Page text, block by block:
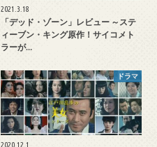
2021.3.18
「デッド・ゾーン」レビュー ～ステ
ィーブン・キング原作！サイコメト
ラーが…
ドラマ
2020.12.1